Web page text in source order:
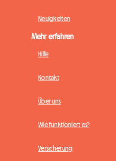
Neuigkeiten
Mehr erfahren
Hilfe
Kontakt
Über uns
Wie funktioniert es?
Versicherung